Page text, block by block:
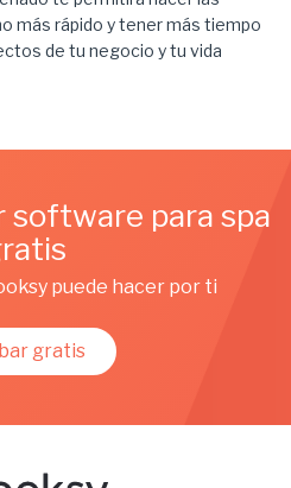
más rápido y tener más tiempo
de tu negocio y tu vida
software para spa
puede hacer por ti
gratis